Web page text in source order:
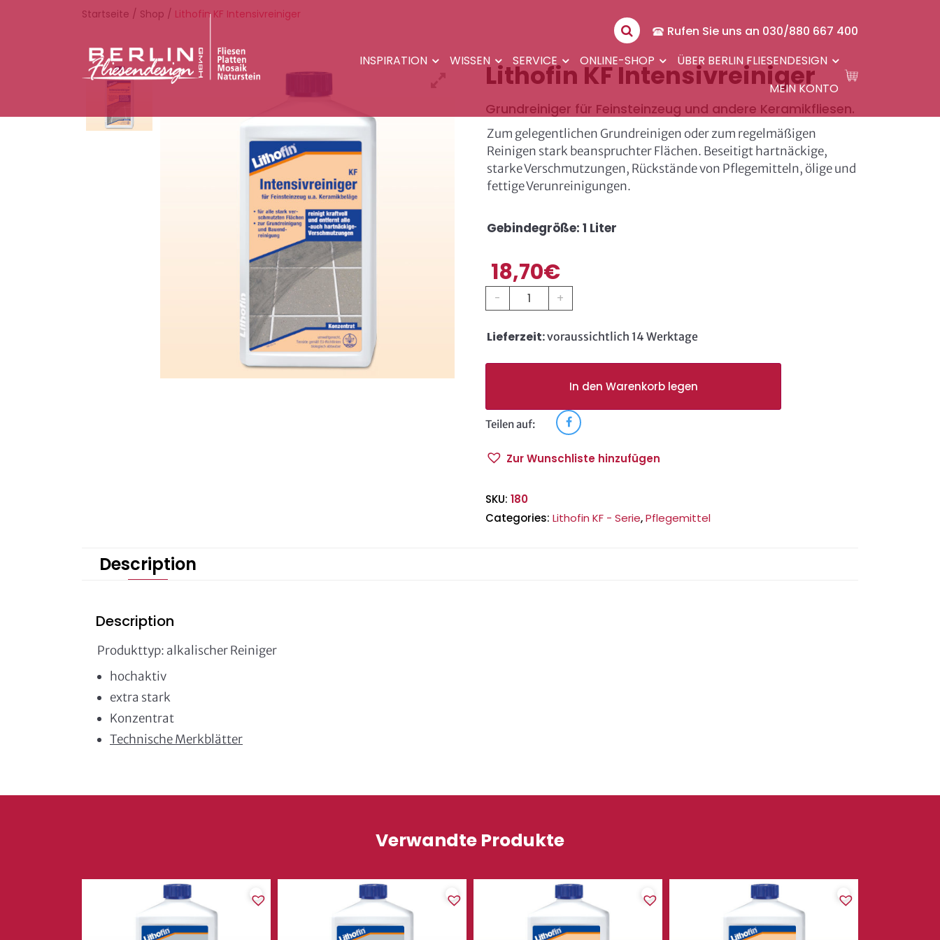
Rufen Sie uns an 030/880 667 400
INSPIRATION
WISSEN SERVICE ONLINE-SHOP
ÜBER BERLIN FLIESENDESIGN
MEIN KONTO
Startseite / Shop / Lithofin KF Intensivreiniger
Lithofin KF Intensivreiniger
Grundreiniger für Feinsteinzeug und andere Keramikfliesen.
Zum gelegentlichen Grundreinigen oder zum regelmäßigen
Reinigen stark beanspruchter Flächen. Beseitigt hartnäckige,
starke Verschmutzungen, Rückstände von Pflegemitteln, ölige und
fettige Verunreinigungen.
Gebindegröße: 1 Liter
€
18,70
-
Lithofin
quantity
+
Lieferzeit:voraussichtlich 14 Werktage
In den Warenkorb legen
Teilen auf:
Zur Wunschliste hinzufügen
SKU:180
Categories:Lithofin KF - Serie,Pflegemittel
Description
Description
Produkttyp: alkalischer Reiniger
hochaktiv
extra stark
Konzentrat
Technische Merkblätter
Verwandte Produkte